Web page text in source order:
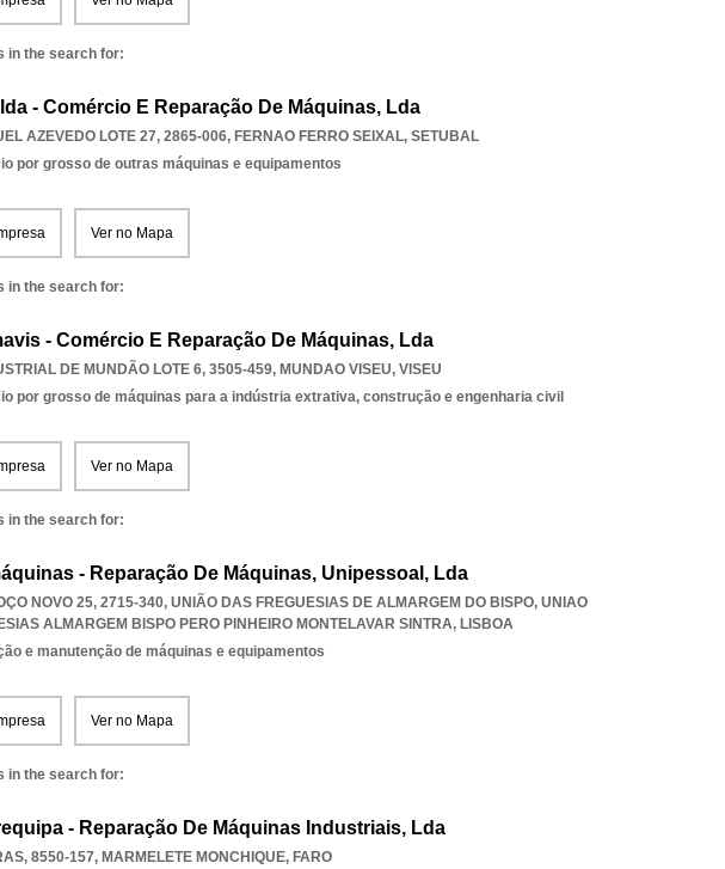
in the search for:
- Comércio E Reparação De Máquinas, Lda
AZEVEDO LOTE 27, 2865-006, FERNAO FERRO SEIXAL, SETUBAL
por grosso de outras máquinas e equipamentos
Ver no Mapa
in the search for:
- Comércio E Reparação De Máquinas, Lda
DE MUNDÃO LOTE 6, 3505-459, MUNDAO VISEU, VISEU
por grosso de máquinas para a indústria extrativa, construção e engenharia civil
Ver no Mapa
in the search for:
- Reparação De Máquinas, Unipessoal, Lda
NOVO 25, 2715-340, UNIÃO DAS FREGUESIAS DE ALMARGEM DO BISPO, UNIAO
ALMARGEM BISPO PERO PINHEIRO MONTELAVAR SINTRA, LISBOA
e manutenção de máquinas e equipamentos
Ver no Mapa
in the search for:
- Reparação De Máquinas Industriais, Lda
8550-157, MARMELETE MONCHIQUE, FARO